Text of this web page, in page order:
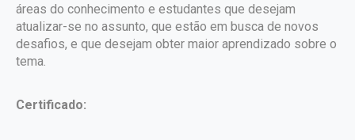
áreas do conhecimento e estudantes que desejam
atualizar-se no assunto, que estão em busca de novos
desafios, e que desejam obter maior aprendizado sobre o
tema.
Certificado: